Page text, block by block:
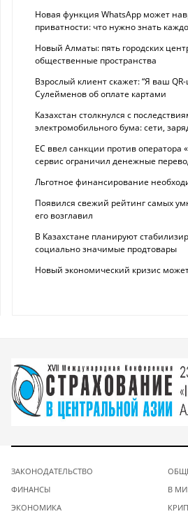
Новая функция WhatsApp может
приватности: что нужно знать
Новый Алматы: пять городских
общественные пространства
Взрослый клиент скажет: “Я ваш
Сулейменов об оплате картами
Казахстан столкнулся с
электромобильного бума: сети,
ЕС ввел санкции против оператора
сервис ограничил денежные
Льготное финансирование
Появился свежий рейтинг самых
его возглавил
В Казахстане планируют
социально значимые продтовары
Новый экономический кризис
ЗАКОНОДАТЕЛЬСТВО
ФИНАНСЫ
ЭКОНОМИКА
В